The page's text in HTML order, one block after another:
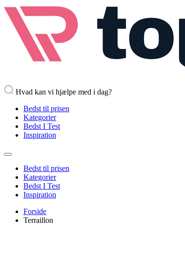
Hvad kan vi hjælpe med i dag?
Bedst til prisen
Kategorier
Bedst I Test
Inspiration
Bedst til prisen
Kategorier
Bedst I Test
Inspiration
Forside
Terraillon